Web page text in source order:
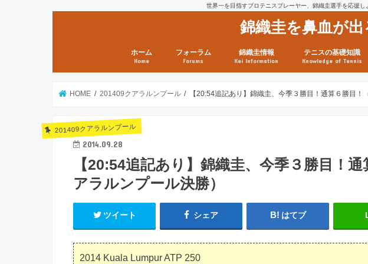
世界一を目指すプロテニスプレーヤー、錦織圭選手を応援
錦織圭を鼻血が
ホーム
Home
フォーラム
Forums
錦織圭情報
Kei Information
日現在）
点）
テニスの基礎知識
Knowledge of Tennis
HOME 201409クアラルンプール 【20:54追記あり】錦織圭、今季３勝目！通算６勝目！
201409クアラルンプール
2014.09.28
【20:54追記あり】錦織圭、今季３勝目！
アラルンプール決勝）
ツイート シェア はてブ
2014 Kuala Lumpur ATP 250